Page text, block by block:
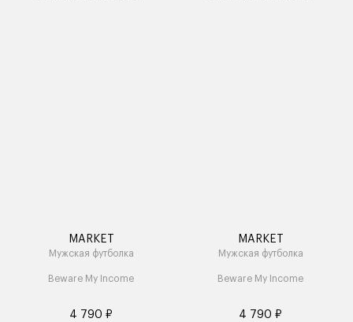
MARKET
Мужская футболка
Beware My Income
4 790 ₽
MARKET
Мужская футболка
Beware My Income
4 790 ₽